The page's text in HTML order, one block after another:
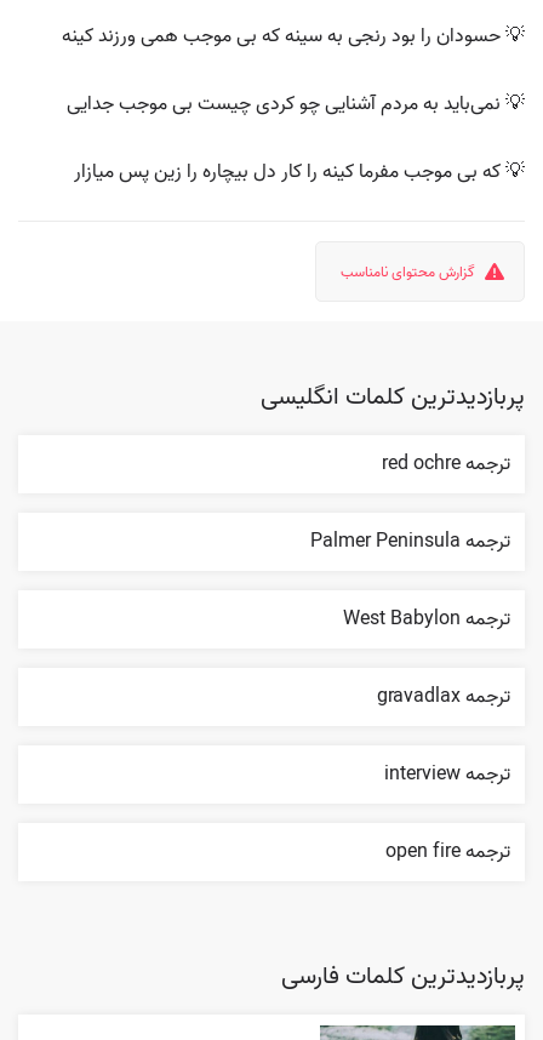
💡 حسودان را بود رنجی به سینه که بی موجب همی ورزند کینه
💡 نمی‌باید به مردم آشنایی چو کردی چیست بی موجب جدایی
💡 که بی موجب مفرما کینه را کار دل بیچاره را زین پس میازار
گزارش محتوای نامناسب
پربازدیدترین کلمات انگلیسی
ترجمه red ochre
ترجمه Palmer Peninsula
ترجمه West Babylon
ترجمه gravadlax
ترجمه interview
ترجمه open fire
پربازدیدترین کلمات فارسی